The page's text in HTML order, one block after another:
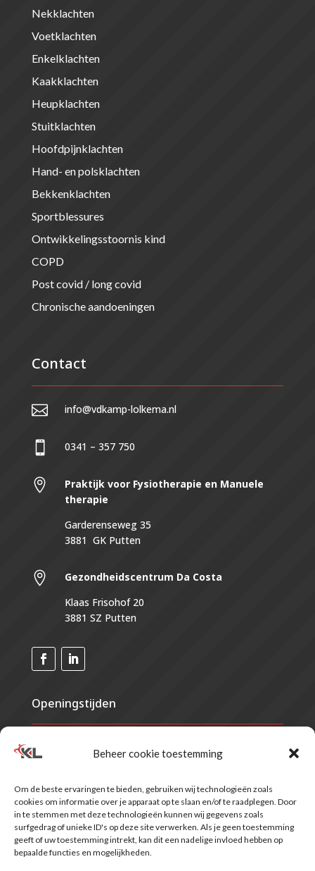
Beheer cookie toestemming
Om de beste ervaringen te bieden, gebruiken wij technologieën zoals
cookies om informatie over je apparaat op te slaan en/of te raadplegen. Door
in te stemmen met deze technologieën kunnen wij gegevens zoals
surfgedrag of unieke ID's op deze site verwerken. Als je geen toestemming
geeft of uw toestemming intrekt, kan dit een nadelige invloed hebben op
bepaalde functies en mogelijkheden.
Nekklachten
Voetklachten
Enkelklachten
Kaakklachten
Heupklachten
Stuitklachten
Hoofdpijnklachten
Hand- en polsklachten
Bekkenklachten
Sportblessures
Ontwikkelingsstoornis kind
COPD
Post covid / long covid
Chronische aandoeningen
Contact
 info@vdkamp-lolkema.nl
 0341 – 357 750

Praktijk voor Fysiotherapie en Manuele
therapie
Garderenseweg 35
3881 GK Putten
 Gezondheidscentrum Da Costa
Klaas Frisohof 20
3881 SZ Putten
Openingstijden
Maandag
Donderdag
07.30 - 21.00
Vrijdag
07.30 - 17.00
Zaterdag
Gesloten*
Zondag
Gesloten